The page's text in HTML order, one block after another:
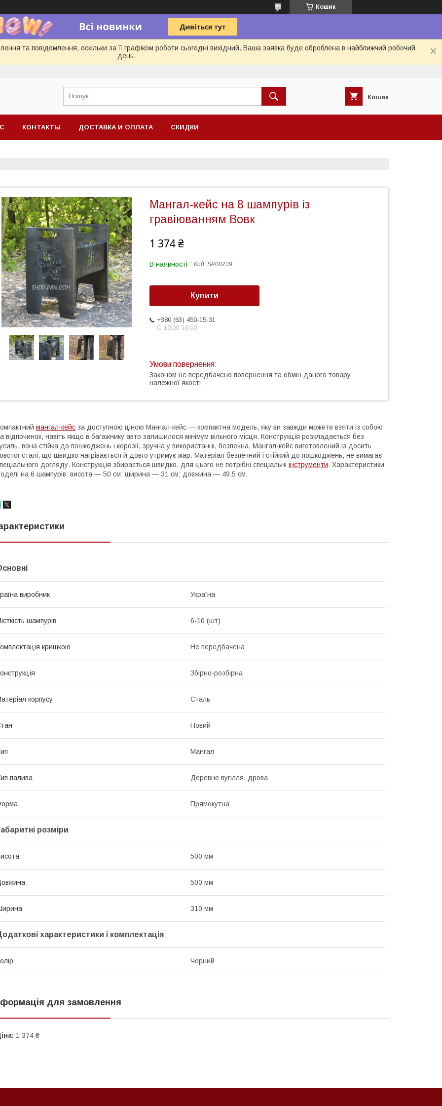
Кошик
та повідомлення, оскільки за її графіком роботи сьогодні вихідний. Ваша заявка буде оброблена в найближчий робочий
день.
Кошик
КОНТАКТЫ ДОСТАВКА И ОПЛАТА СКИДКИ
Мангал-кейс на 8 шампурів із
гравіюванням Вовк
1 374 ₴
В наявності Код: SP00239
Купити
+380 (63) 450-15-31
С 10:00-16:00
Законом не передбачено повернення та обмін даного товару
належної якості
мангал-кейс за доступною ціною Мангал-кейс — компактна модель, яку ви завжди можете взяти із собою
відпочинок, навіть якщо в багажнику авто залишилося мінімум вільного місця. Конструкція розкладається без
вона стійка до пошкоджень і корозії, зручна у використанні, безпечна. Мангал-кейс виготовлений із досить
сталі, що швидко нагрівається й довго утримує жар. Матеріал безпечний і стійкий до пошкоджень, не вимагає
догляду. Конструкція збирається швидко, для цього не потрібні спеціальні інструменти. Характеристики
на 6 шампурів: висота — 50 см; ширина — 31 см; довжина — 49,5 см.
виробник Україна
шампурів 6-10 (шт)
кришкою Не передбачена
Збірно-розбірна
корпусу Сталь
Новий
Мангал
палива Деревне вугілля, дрова
Прямокутна
розміри
500 мм
500 мм
310 мм
характеристики і комплектація
Чорний
для замовлення
1 374 ₴